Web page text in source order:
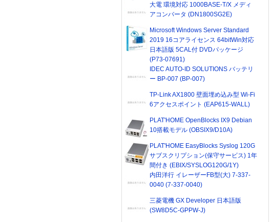
大電 環境対応 1000BASE-T/X メディ
アコンバータ (DN1800SG2E)
Microsoft Windows Server Standard
2019 16コアライセンス 64bitWin対応
日本語版 5CAL付 DVDパッケージ
(P73-07691)
IDEC AUTO-ID SOLUTIONS バッテリ
ー BP-007 (BP-007)
TP-Link AX1800 壁面埋め込み型 Wi-Fi
6アクセスポイント (EAP615-WALL)
PLAT'HOME OpenBlocks IX9 Debian
10搭載モデル (OBSIX9/D10A)
PLAT'HOME EasyBlocks Syslog 120G
サブスクリプション(保守サービス) 1年
間付き (EBIX/SYSLOG120G/1Y)
内田洋行 イレーザーFB型(大) 7-337-
0040 (7-337-0040)
三菱電機 GX Developer 日本語版
(SW8D5C-GPPW-J)